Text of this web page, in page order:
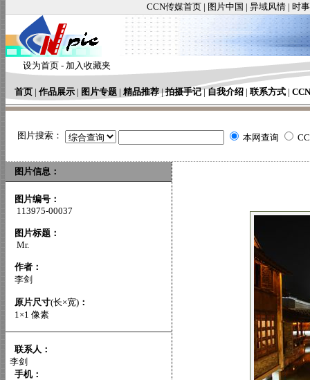
CCN传媒首页 | 图片中国 | 异域风情 | 时
设为首页 - 加入收藏夹
首页 | 作品展示 | 图片专题 | 精品推荐|拍摄手记|自我介绍 | 联系方式 |
图片搜索： 本网查询
图片信息：
图片编号：
113975-00037
图片标题：
Mr.
作者：
李剑
原片尺寸(长×宽) ：
1×1 像素
联系人：
李剑
手机：